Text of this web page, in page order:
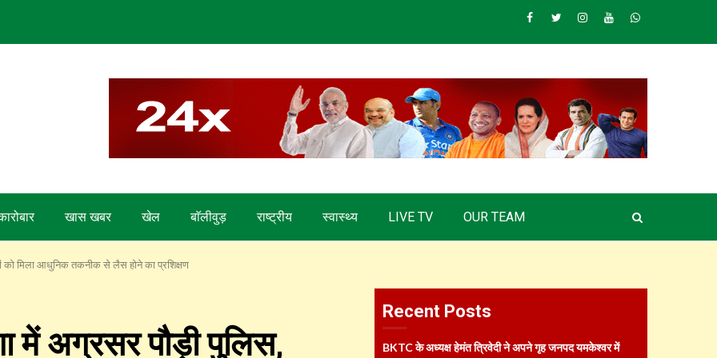
Facebook
TwitterInstagram
YoutubeWhatsapp
खास खबर खेल बाॅलीवुड़ राष्ट्रीय स्वास्थ्य LIVE TV OUR TEAM
को मिला आधुनिक तकनीक से लैस होने का प्रशिक्षण
में अग्रसर पौड़ी पुलिस,
Recent Posts
BKTC के अध्यक्ष हेमंत त्रिवेदी ने अपने गृह जनपद यमकेश्वर में